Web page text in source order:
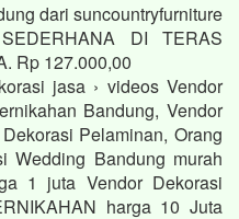
dari suncountryfurniture
DI TERAS
Rp 127.000,00
jasa › videos Vendor
Bandung, Vendor
Pelaminan, Orang
Wedding Bandung murah
1 juta Vendor Dekorasi
harga 10 Juta